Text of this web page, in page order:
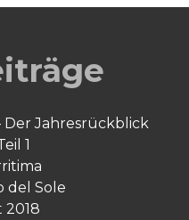
Der Jahresrückblick
1
del Sole
2018